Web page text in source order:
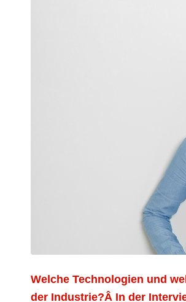
Welche Technologien und
der Industrie?Â In der